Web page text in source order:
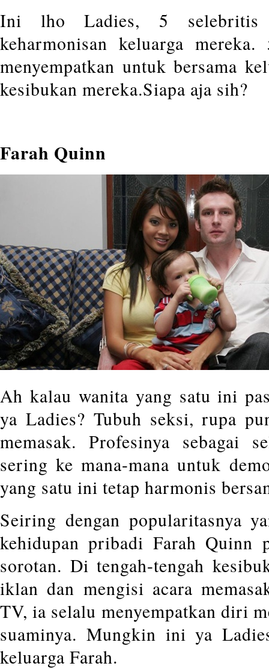
Ini lho Ladies, 5 selebritis
keharmonisan keluarga
menyempatkan untuk bersama
kesibukan mereka.Siapa aja sih?
Farah Quinn
Ah kalau wanita yang satu ini
ya Ladies? Tubuh seksi, rupa
memasak. Profesinya sebagai
sering ke mana-mana untuk
yang satu ini tetap harmonis
Seiring dengan popularitasnya
kehidupan pribadi Farah Quinn
sorotan. Di tengah-tengah
iklan dan mengisi acara
TV, ia selalu menyempatkan diri
suaminya. Mungkin ini ya
keluarga Farah.